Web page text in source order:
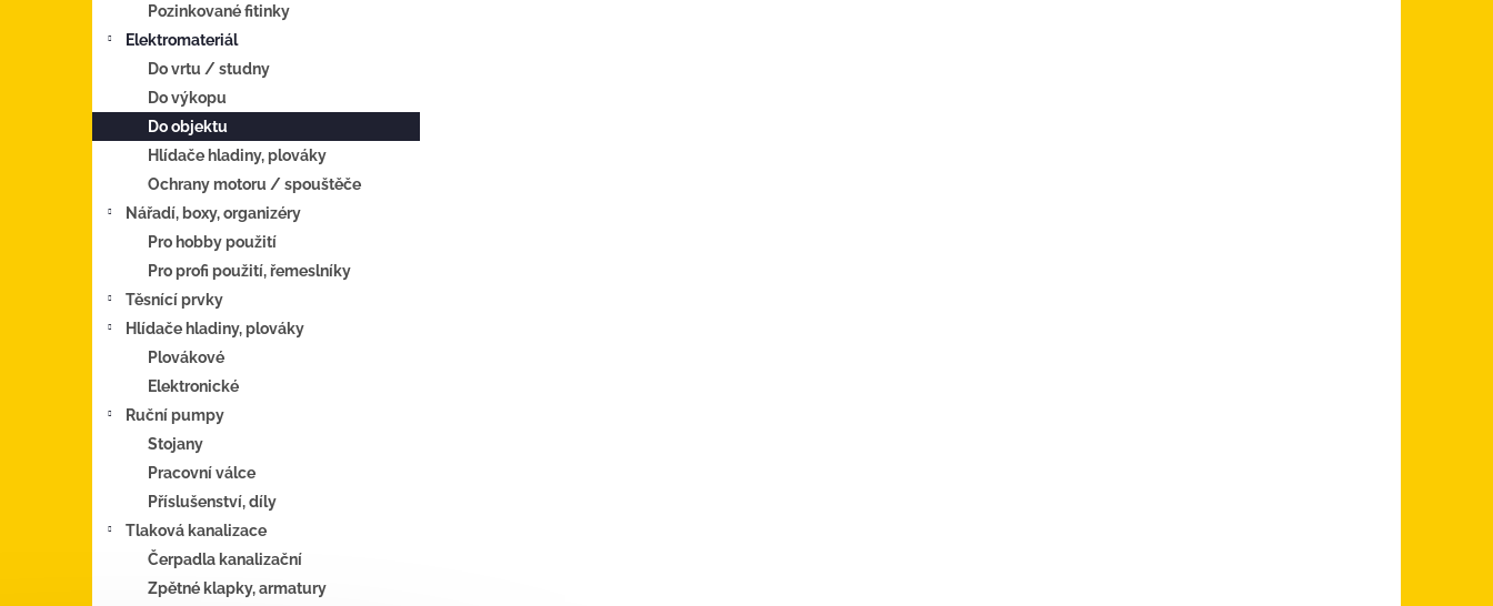
Pozinkované fitinky
Elektromateriál
Do vrtu / studny
Do výkopu
Do objektu
Hlídače hladiny, plováky
Ochrany motoru / spouštěče
Nářadí, boxy, organizéry
Pro hobby použití
Pro profi použití, řemeslníky
Těsnící prvky
Hlídače hladiny, plováky
Plovákové
Elektronické
Ruční pumpy
Stojany
Pracovní válce
Příslušenství, díly
Tlaková kanalizace
Čerpadla kanalizační
Zpětné klapky, armatury